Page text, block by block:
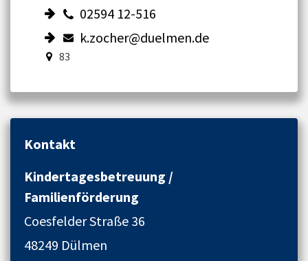
02594 12-516
k.zocher@duelmen.de
83
Kontakt
Kindertagesbetreuung /
Familienförderung
Coesfelder Straße 36
48249 Dülmen